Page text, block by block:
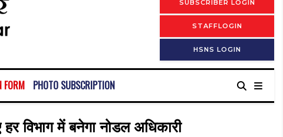
SUBSCRIBER LOGIN
STAFFLOGIN
HSNS LOGIN
FORM PHOTO SUBSCRIPTION
विभाग में बनेगा नोडल अधिकारी